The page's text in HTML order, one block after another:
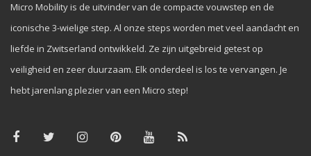
Micro Mobility is de uitvinder van de compacte vouwstep en de
iconische 3-wielige step. Al onze steps worden met veel aandacht en
liefde in Zwitserland ontwikkeld. Ze zijn uitgebreid getest op
veiligheid en zeer duurzaam. Elk onderdeel is los te vervangen. Je
hebt jarenlang plezier van een Micro step!